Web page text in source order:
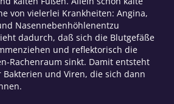
von vielerlei Krankheiten: Angina,
Nasennebenhöhlenentzu
dadurch, daß sich die Blutgefäße
und reflektorisch die
Rachenraum sinkt. Damit entsteht
und Viren, die sich dann